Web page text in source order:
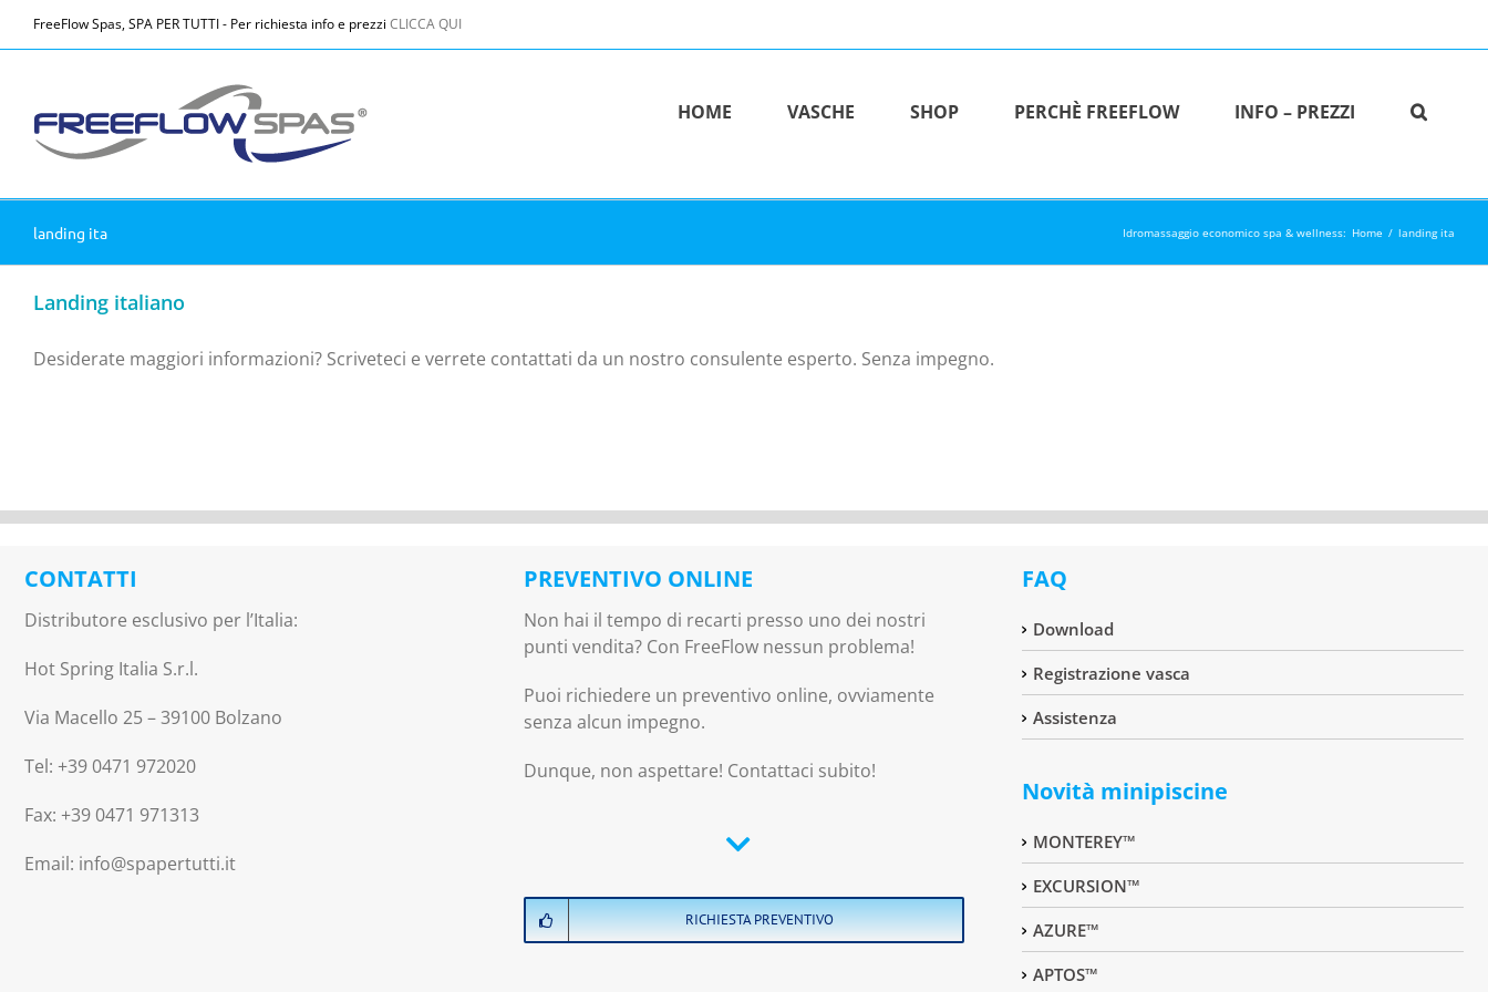
FreeFlow Spas, SPA PER TUTTI - Per richiesta info e prezzi CLICCA QUI
HOME VASCHE SHOP PERCHÈ FREEFLOW INFO – PREZZI
landing ita Idromassaggio economico spa & wellness: Home landing ita
Landing italiano
Desiderate maggiori informazioni? Scriveteci e verrete contattati da un nostro consulente esperto. Senza impegno.
CONTATTI
Distributore esclusivo per l’Italia:
Hot Spring Italia S.r.l.
Via Macello 25 – 39100 Bolzano
Tel: +39 0471 972020
Fax: +39 0471 971313
Email: info@spapertutti.it
PREVENTIVO ONLINE
Non hai il tempo di recarti presso uno dei nostri
punti vendita? Con FreeFlow nessun problema!
Puoi richiedere un preventivo online, ovviamente
senza alcun impegno.
Dunque, non aspettare! Contattaci subito!
RICHIESTA PREVENTIVO
FAQ
Download
Registrazione vasca
Assistenza
Novità minipiscine
MONTEREY™
EXCURSION™
AZURE™
APTOS™